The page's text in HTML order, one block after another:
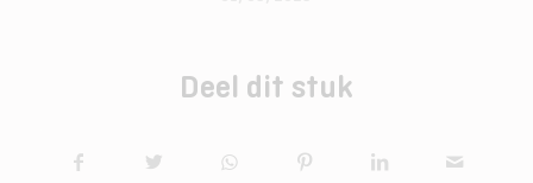
Deel dit stuk